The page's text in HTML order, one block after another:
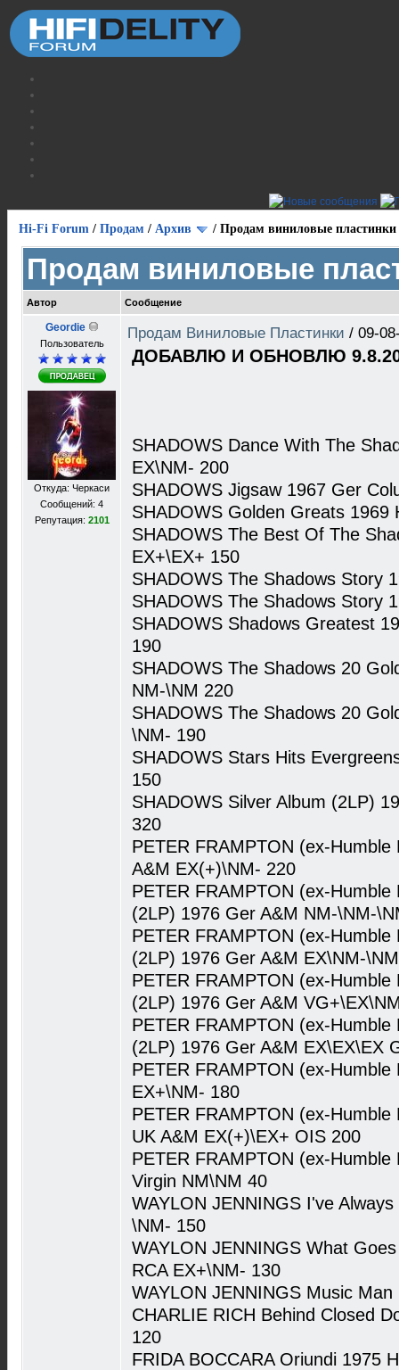
Hi-Fi Forum / Продам / Архив / Продам виниловые пластинки
Продам виниловые
Автор Сообщение
Geordie
Пользователь
Откуда: Черкаси
Сообщений: 4
Репутация: 2101
Продам Виниловые Пластинки / 09-
ДОБАВЛЮ И ОБНОВЛЮ
SHADOWS Dance With The
EX\NM- 200
SHADOWS Jigsaw 1967 Ger
SHADOWS Golden Greats 1969
SHADOWS The Best Of The
EX+\EX+ 150
SHADOWS The Shadows Story
SHADOWS The Shadows Story
SHADOWS Shadows Greatest
190
SHADOWS The Shadows 20
NM-\NM 220
SHADOWS The Shadows 20
\NM- 190
SHADOWS Stars Hits
150
SHADOWS Silver Album (2LP)
320
PETER FRAMPTON (ex-
A&M EX(+)\NM- 220
PETER FRAMPTON (ex-
(2LP) 1976 Ger A&M NM-\NM-
PETER FRAMPTON (ex-
(2LP) 1976 Ger A&M EX\NM-
PETER FRAMPTON (ex-
(2LP) 1976 Ger A&M
PETER FRAMPTON (ex-
(2LP) 1976 Ger A&M EX\EX\EX
PETER FRAMPTON (ex-
EX+\NM- 180
PETER FRAMPTON (ex-
UK A&M EX(+)\EX+ OIS 200
PETER FRAMPTON (ex-
Virgin NM\NM 40
WAYLON JENNINGS I've
\NM- 150
WAYLON JENNINGS What
RCA EX+\NM- 130
WAYLON JENNINGS Music
CHARLIE RICH Behind Closed
120
FRIDA BOCCARA Oriundi 1975